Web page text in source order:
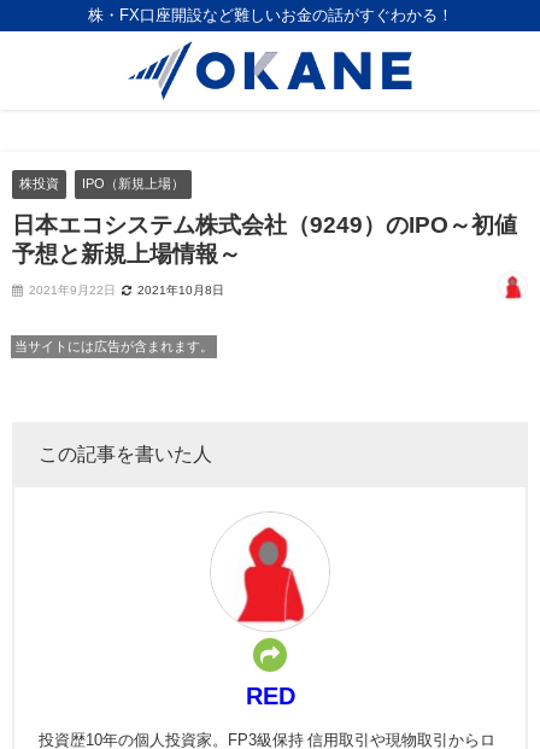
株・FX口座開設など難しいお金の話がすぐわかる！
株投資 IPO（新規上場）
日本エコシステム株式会社（9249）のIPO～初値
予想と新規上場情報～
2021年9月22日 2021年10月8日
当サイトには広告が含まれます。
この記事を書いた人
RED
投資歴10年の個人投資家。FP3級保持 信用取引や現物取引からロ